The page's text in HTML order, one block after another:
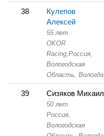
38
Кулепов
Алексей
55 лет
OKOR
Racing,Россия,
Вологодская
Область, Вологда
39 Сизяков Михаил
50 лет
Россия,
Вологодская